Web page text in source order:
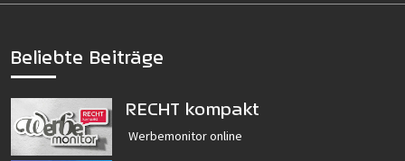
Beliebte Beiträge
RECHT kompakt
Werbemonitor online